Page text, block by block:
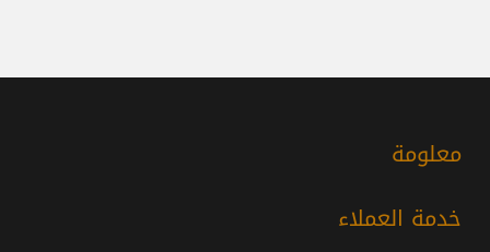
معلومة
خدمة العملاء